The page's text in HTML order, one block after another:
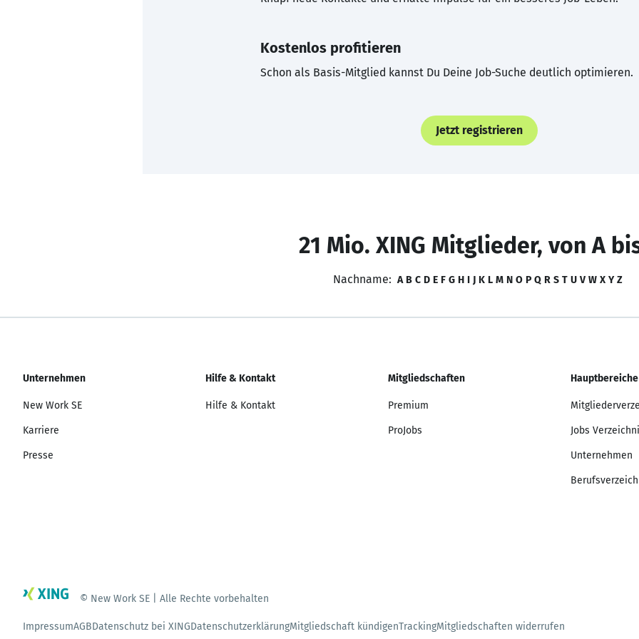
Kostenlos profitieren
Schon als Basis-Mitglied kannst Du Deine Job-Suche deutlich optimieren.
Jetzt registrieren
21 Mio. XING Mitglieder, von A
Nachname: A B C D E F G H I J K L M N O P Q R S T U V W X Y Z
Unternehmen
New Work SE
Karriere
Presse
Hilfe & Kontakt
Hilfe & Kontakt
Mitgliedschaften
Premium
ProJobs
Hauptbereiche
Jobs
Unternehmen
© New Work SE | Alle Rechte vorbehalten
ImpressumAGBDatenschutz bei XINGDatenschutzerklärungMitgliedschaft kündigenTrackingMitgliedschaften widerrufen